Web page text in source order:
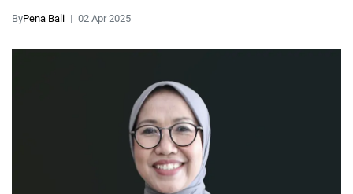
ByPena Bali 02 Apr 2025